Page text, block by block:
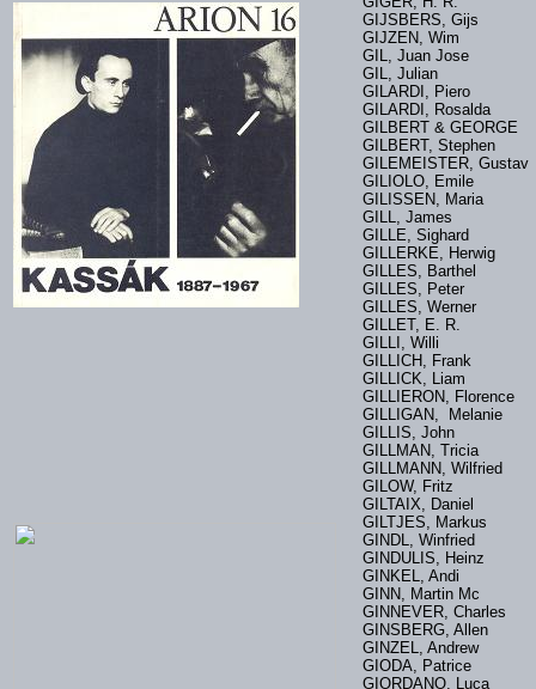
GIJSBERS, Gijs
GIJZEN, Wim
GIL, Juan Jose
GIL, Julian
GILARDI, Piero
GILARDI, Rosalda
GILBERT &
GILBERT, Stephen
GILEMEISTER, Gustav
GILIOLO, Emile
GILISSEN, Maria
GILL, James
GILLE, Sighard
GILLERKE, Herwig
GILLES, Barthel
GILLES, Peter
GILLES, Werner
GILLET, E. R.
GILLI, Willi
GILLICH, Frank
GILLICK, Liam
GILLIERON, Florence
GILLIGAN, Melanie
GILLIS, John
GILLMAN, Tricia
GILLMANN, Wilfried
GILOW, Fritz
GILTAIX, Daniel
GILTJES, Markus
GINDL, Winfried
GINDULIS, Heinz
GINKEL, Andi
GINN, Martin Mc
GINNEVER, Charles
GINSBERG, Allen
GINZEL, Andrew
GIODA, Patrice
GIORDANO, Luca